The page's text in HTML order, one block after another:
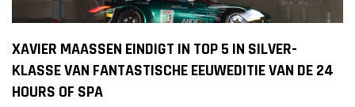
XAVIER MAASSEN EINDIGT IN TOP 5 IN SILVER-
KLASSE VAN FANTASTISCHE EEUWEDITIE VAN DE 24
HOURS OF SPA